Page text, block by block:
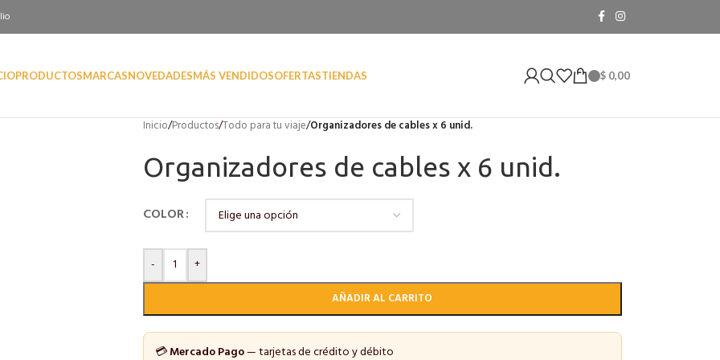
PRODUCTOSMARCASNOVEDADESMÁS VENDIDOSOFERTASTIENDAS $ 0,00
Inicio/Productos/Todo para tu viaje/Organizadores de cables x 6 unid.
Organizadores de cables x 6 unid.
COLOR
-
+
AÑADIR AL CARRITO
💳Mercado Pago— tarjetas de crédito y débito